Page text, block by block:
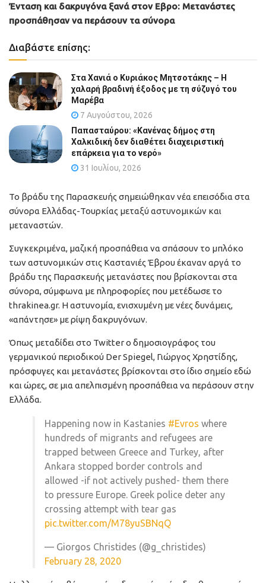
Ένταση και δακρυγόνα ξανά στον Εβρο: Μετανάστες
προσπάθησαν να περάσουν τα σύνορα
Διαβάστε επίσης:
Στα Χανιά ο Κυριάκος Μητσοτάκης – Η
χαλαρή βραδινή έξοδος με τη σύζυγό του
Μαρέβα
7 Αυγούστου, 2026
Παπασταύρου: «Κανένας δήμος στη
Χαλκιδική δεν διαθέτει διαχειριστική
επάρκεια για το νερό»
31 Ιουλίου, 2026
Το βράδυ της Παρασκευής σημειώθηκαν νέα επεισόδια στα
σύνορα Ελλάδας-Τουρκίας μεταξύ αστυνομικών και
μεταναστών.
Συγκεκριμένα, μαζική προσπάθεια να σπάσουν το μπλόκο
των αστυνομικών στις Καστανιές Έβρου έκαναν αργά το
βράδυ της Παρασκευής μετανάστες που βρίσκονται στα
σύνορα, σύμφωνα με πληροφορίες που μετέδωσε το
thrakinea.gr. Η αστυνομία, ενισχυμένη με νέες δυνάμεις,
«απάντησε» με ρίψη δακρυγόνων.
Όπως μεταδίδει στο Twitter ο δημοσιογράφος του
γερμανικού περιοδικού Der Spiegel, Γιώργος Χρηστίδης,
πρόσφυγες και μετανάστες βρίσκονται στο ίδιο σημείο εδώ
και ώρες, σε μια απελπισμένη προσπάθεια να περάσουν στην
Ελλάδα.
Happening now in Kastanies #Evros where
hundreds of migrants and refugees are
trapped between Greece and Turkey, after
Ankara stopped border controls and
allowed -if not actively pushed- them there
to pressure Europe. Greek police deter any
crossing attempt with tear gas
pic.twitter.com/M78yuSBNqQ
— Giorgos Christides (@g_christides)
February 28, 2020